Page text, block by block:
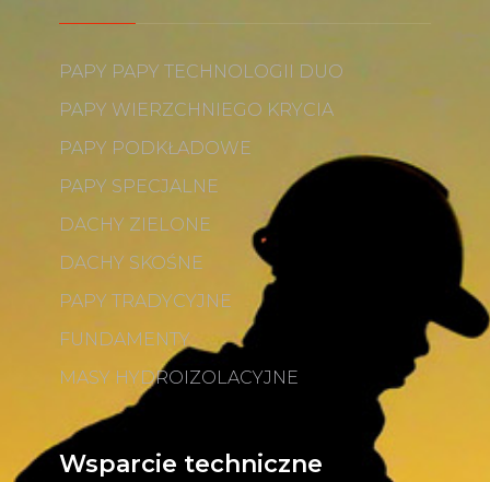
PAPY PAPY TECHNOLOGII DUO
PAPY WIERZCHNIEGO KRYCIA
PAPY PODKŁADOWE
PAPY SPECJALNE
DACHY ZIELONE
DACHY SKOŚNE
PAPY TRADYCYJNE
FUNDAMENTY
MASY HYDROIZOLACYJNE
Wsparcie techniczne